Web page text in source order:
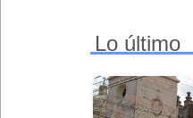
Lo último